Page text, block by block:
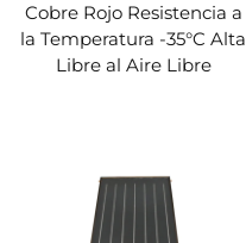
Cobre Rojo Resistencia a
la Temperatura -35°C Alta
Libre al Aire Libre